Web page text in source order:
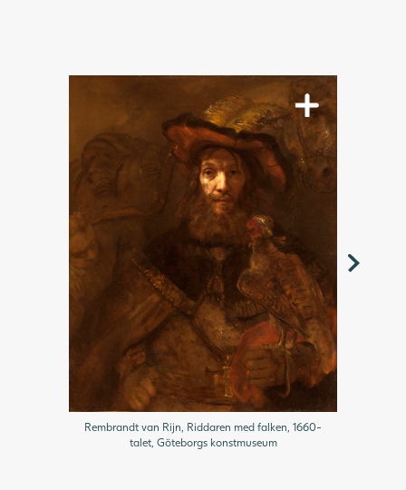
Rembrandt van Rijn, Riddaren med falken, 1660-
talet, Göteborgs konstmuseum